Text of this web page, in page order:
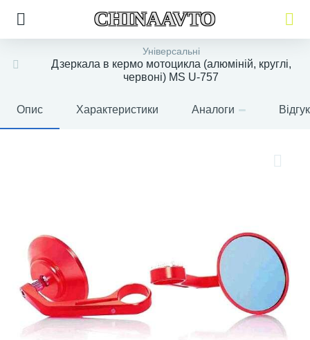
CHINAAVTO
Універсальні
Дзеркала в кермо мотоцикла (алюміній, круглі,
червоні) MS U-757
Опис Характеристики Аналоги